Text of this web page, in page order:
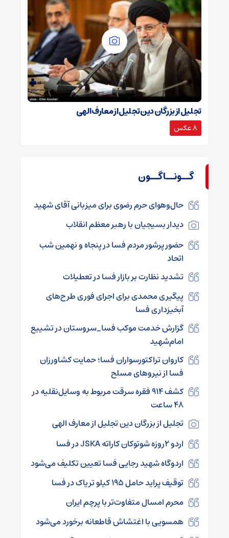
تجلیل از بزرگان دین تجلیل از معارف الهی
8 عکس
گــونــاگــون
حال‌وهوای حرم رضوی برای میزبانی آقای شهید
دیدار بسیجیان با رهبر معظم انقلاب
حضور پرشور مردم فسا در پنجاه و نهمین شب
اتحاد
تشدید نظارت بر بازار فسا در تعطیلات
پیگیری محمدی برای اجرای فوری طرح‌های
آبخیزداری فسا
گزارش خدمت موکب فسا_سروستان در تشییع
امام‌شهید
کاروان تراکتورسواران فسا؛ حمایت کشاورزان
فسا از نیروهای مسلح
کشف ۹۱۴ فقره سرقت مربوط به وسایل‌نقلیه در
۴۸ ساعت
تجلیل از بزرگان دین تجلیل از معارف الهی
اردو ۲روزه شوتوکان کاراته JSKA در فسا
اردوگاه شهید رجایی فسا تعیین تکلیف می‌شود
توقیف پراید حامل ۱۹۵ کیلو تریاک در فسا
محرم امسال متفاوت‌تر با پرچم ایران
همسویی با اغتشاش قاطعانه برخورد می‌شود